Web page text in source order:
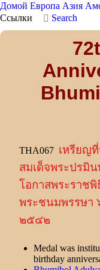
Домой Европа Азия
Ссылки
Search
THA067 เหรียญ
สมเด็จพระปรมิ
โอกาสพระราช
พระชนมพรรษา
๒๕๔๒
Medal was
birthday